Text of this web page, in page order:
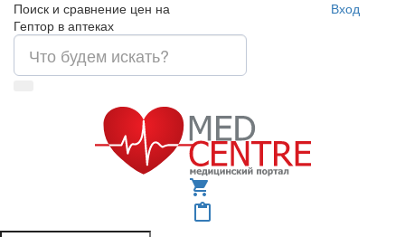
Поиск и сравнение цен на
Гептор в аптеках
Вход
shopping_cart
content_paste